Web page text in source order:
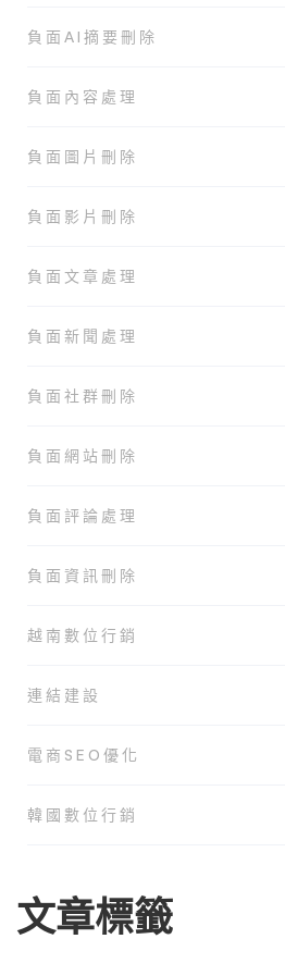
負面AI摘要刪除
負面內容處理
負面圖片刪除
負面影片刪除
負面文章處理
負面新聞處理
負面社群刪除
負面網站刪除
負面評論處理
負面資訊刪除
越南數位行銷
連結建設
電商SEO優化
韓國數位行銷
文章標籤